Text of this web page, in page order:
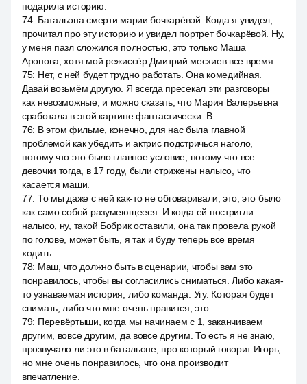
подарила историю.
74: Батальона смерти марии бочкарёвой. Когда я увидел,
прочитал про эту историю и увидел портрет бочкарёвой. Ну,
у меня пазл сложился полностью, это только Маша
Аронова, хотя мой режиссёр Дмитрий месхиев все время
75: Нет, с ней будет трудно работать. Она комедийная.
Давай возьмём другую. Я всегда пресекал эти разговоры
как невозможные, и можно сказать, что Мария Валерьевна
сработала в этой картине фантастически. В
76: В этом фильме, конечно, для нас была главной
проблемой как убедить и актрис подстричься наголо,
потому что это было главное условие, потому что все
девочки тогда, в 17 году, были стрижены налысо, что
касается маши.
77: То мы даже с ней как-то не обговаривали, это, это было
как само собой разумеющееся. И когда ей постригли
налысо, ну, такой Бобрик оставили, она так провела рукой
по голове, может быть, я так и буду теперь все время
ходить.
78: Маш, что должно быть в сценарии, чтобы вам это
понравилось, чтобы вы согласились сниматься. Либо какая-
то узнаваемая история, либо команда. Угу. Которая будет
снимать, либо что мне очень нравится, это.
79: Перевёртыши, когда мы начинаем с 1, заканчиваем
другим, вовсе другим, да вовсе другим. То есть я не знаю,
прозвучало ли это в батальоне, про который говорит Игорь,
но мне очень понравилось, что она производит
впечатление.